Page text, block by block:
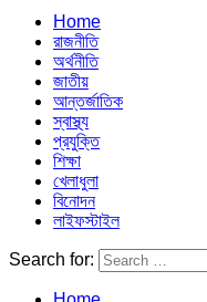
Home
রাজনীতি
অর্থনীতি
জাতীয়
আন্তর্জাতিক
স্বাস্থ্য
প্রযুক্তি
শিক্ষা
খেলাধুলা
বিনোদন
লাইফস্টাইল
Search for: